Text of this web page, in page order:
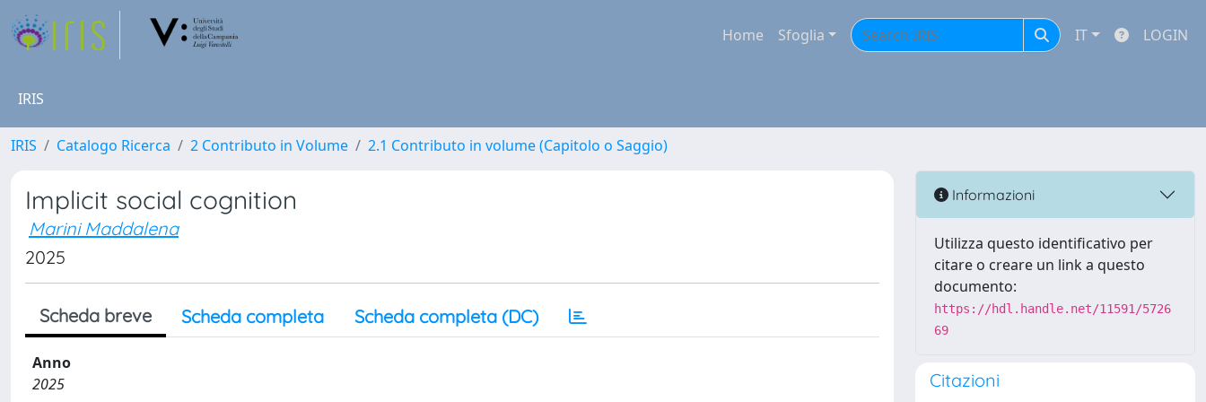
Home Sfoglia IT LOGIN
IRIS
IRIS Catalogo Ricerca 2 Contributo in Volume 2.1 Contributo in volume (Capitolo o Saggio)
Implicit social cognition
Marini Maddalena
2025
Scheda breve Scheda completa Scheda completa (DC)
Anno
2025
Informazioni
Utilizza questo identificativo per
citare o creare un link a questo
documento:
https://hdl.handle.net/11591/5726
69
Citazioni